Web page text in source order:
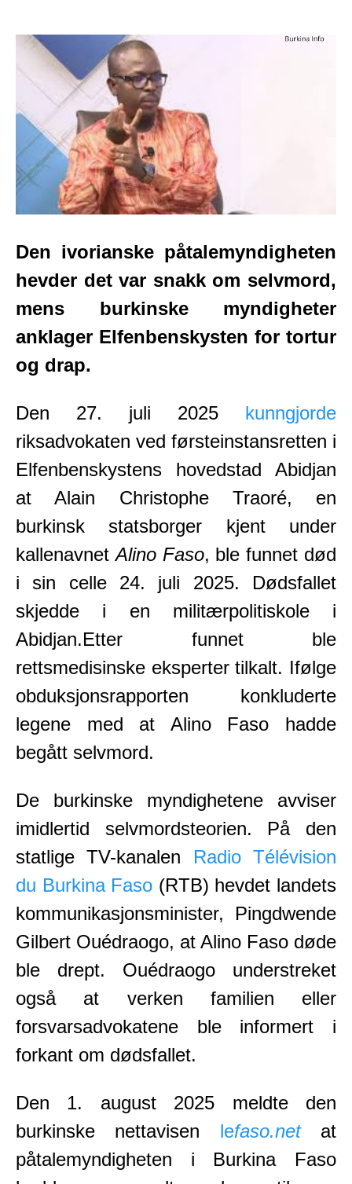
Den ivorianske påtalemyndigheten
hevder det var snakk om selvmord,
mens burkinske myndigheter
anklager Elfenbenskysten for tortur
og drap.
Den 27. juli 2025 kunngjorde
riksadvokaten ved førsteinstansretten i
Elfenbenskystens hovedstad Abidjan
at Alain Christophe Traoré, en
burkinsk statsborger kjent under
kallenavnetAlino Faso, ble funnet død
i sin celle 24. juli 2025. Dødsfallet
skjedde i en militærpolitiskole i
Abidjan.Etter funnet ble
rettsmedisinske eksperter tilkalt. Ifølge
obduksjonsrapporten konkluderte
legene med at Alino Faso hadde
begått selvmord.
De burkinske myndighetene avviser
imidlertid selvmordsteorien. På den
statlige TV-kanalen Radio Télévision
du Burkina Faso (RTB) hevdet landets
kommunikasjonsminister, Pingdwende
Gilbert Ouédraogo, at Alino Faso døde
ble drept. Ouédraogo understreket
også at verken familien eller
forsvarsadvokatene ble informert i
forkant om dødsfallet.
Den 1. august 2025 meldte den
burkinske nettavisen lefaso.netat
påtalemyndigheten i Burkina Faso